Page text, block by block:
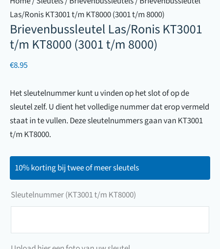
Las/Ronis KT3001 t/m KT8000 (3001 t/m 8000)
Brievenbussleutel Las/Ronis KT3001
t/m KT8000 (3001 t/m 8000)
€8.95
Het sleutelnummer kunt u vinden op het slot of op de
sleutel zelf. U dient het volledige nummer dat erop vermeld
staat in te vullen. Deze sleutelnummers gaan van KT3001
t/m KT8000.
10% korting bij twee of meer sleutels
Sleutelnummer (KT3001 t/m KT8000)